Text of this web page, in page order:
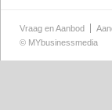
Vraag en Aanbod
© MYbusinessmedia